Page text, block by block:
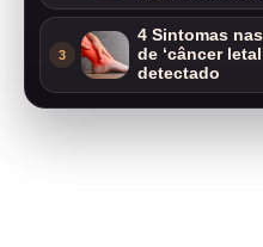
3
4 Sintomas
de ‘câncer
detectado